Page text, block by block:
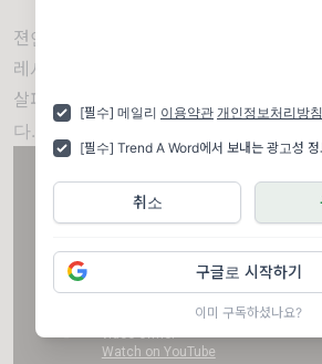
[필수] 메일리 이용약관 개인정보처리방침
[필수] Trend A Word에서 보내는 광고성
취소
구글로 시작하기
이미 구독하셨나요?
젼언니 외에도 다양한 먹방 유튜버들이
레시피를 소개하는 중이다.
살펴보고 개인 취향에 맞는 레시피를
다.